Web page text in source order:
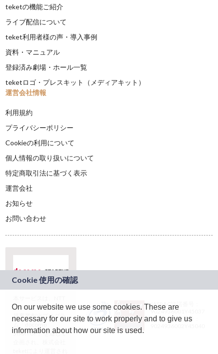
teketの機能ご紹介
ライブ配信について
teket利用者様の声・導入事例
資料・マニュアル
登録済み劇場・ホール一覧
teketロゴ・プレスキット（メディアキット）
運営会社情報
利用規約
プライバシーポリシー
Cookieの利用について
個人情報の取り扱いについて
特定商取引法に基づく表示
運営会社
お知らせ
お問い合わせ
ドコモグループの新
規事業創出プログラ
ム「docomo
STARTUP」を通じて
JASRAC許諾番号：
9024936001Y45037
JASRAC許諾番号：
On our website we use some cookies. These are
necessary for our site to work properly and to give us
information about how our site is used.